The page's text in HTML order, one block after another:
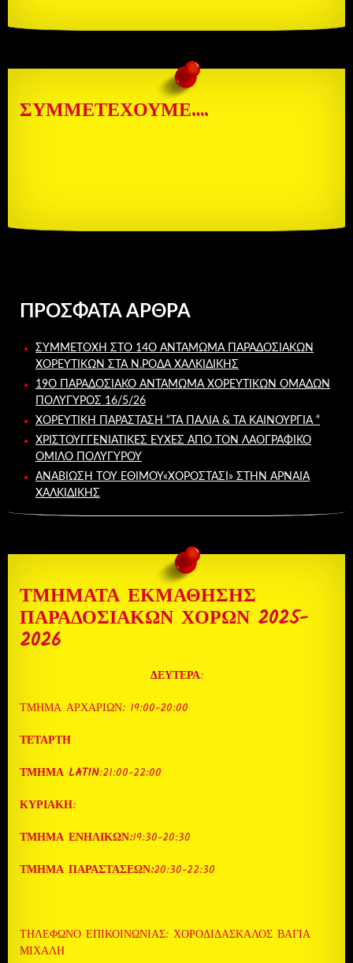
ΣΥΜΜΕΤΈΧΟΥΜΕ….
ΠΡΌΣΦΑΤΑ ΆΡΘΡΑ
ΣΥΜΜΕΤΟΧΉ ΣΤΟ 14Ο ΑΝΤΆΜΩΜΑ ΠΑΡΑΔΟΣΙΑΚΏΝ
ΧΟΡΕΥΤΙΚΏΝ ΣΤΑ Ν.ΡΌΔΑ ΧΑΛΚΙΔΙΚΉΣ
19Ο ΠΑΡΑΔΟΣΙΑΚΌ ΑΝΤΆΜΩΜΑ ΧΟΡΕΥΤΙΚΏΝ ΟΜΆΔΩΝ
ΠΟΛΎΓΥΡΟΣ 16/5/26
ΧΟΡΕΥΤΙΚΉ ΠΑΡΆΣΤΑΣΗ “ΤΑ ΠΑΛΙΆ & ΤΑ ΚΑΙΝΟΎΡΓΙΑ “
ΧΡΙΣΤΟΥΓΓΕΝΙΑΤΙΚΕΣ ΕΥΧΕΣ ΑΠΟ ΤΟΝ ΛΑΟΓΡΑΦΙΚΌ
ΌΜΙΛΟ ΠΟΛΥΓΎΡΟΥ
ΑΝΑΒΙΩΣΗ ΤΟΥ ΕΘΙΜΟΥ«ΧΟΡΟΣΤΆΣΙ» ΣΤΗΝ ΑΡΝΑΙΑ
ΧΑΛΚΙΔΙΚΗΣ
ΤΜΗΜΑΤΑ ΕΚΜΑΘΗΣΗΣ
ΠΑΡΑΔΟΣΙΑΚΩΝ ΧΟΡΩΝ 2025-
2026
ΔΕΥΤΕΡΑ:
ΤΜΗΜΑ ΑΡΧΑΡΙΩΝ: 19:00-20:00
ΤΕΤΑΡΤΗ
ΤΜΗΜΑ LATIN:21:00-22:00
ΚΥΡΙΑΚΗ:
ΤΜΗΜΑ ΕΝΗΛΙΚΩΝ:19:30-20:30
ΤΜΗΜΑ ΠΑΡΑΣΤΑΣΕΩΝ:20:30-22:30
ΤΗΛΈΦΩΝΟ ΕΠΙΚΟΙΝΩΝΊΑΣ: ΧΟΡΟΔΙΔΑΣΚΑΛΟΣ ΒΆΓΙΑ
ΜΙΧΆΛΗ